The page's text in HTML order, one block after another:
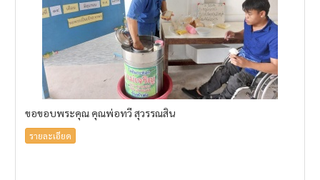
ขอขอบพระคุณ คุณพ่อทวี สุวรรณสิน
รายละเอียด